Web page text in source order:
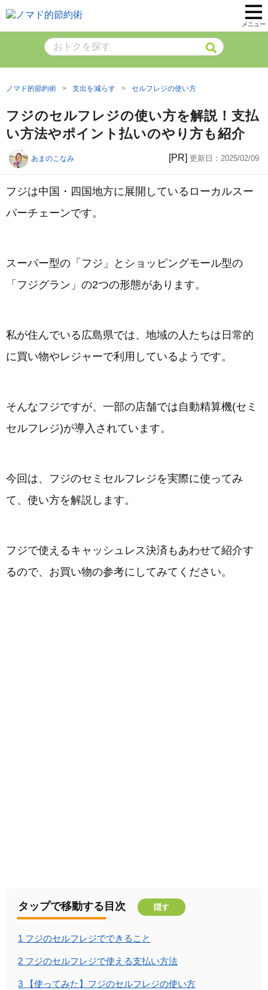
メニュー
ノマド的節約術 支出を減らす セルフレジの使い方
フジのセルフレジの使い方を解説！支払
い方法やポイント払いのやり方も紹介
あまのこなみ [PR] 更新日： 2025/02/09
フジは中国・四国地方に展開しているローカルスー
パーチェーンです。
スーパー型の「フジ」とショッピングモール型の
「フジグラン」の2つの形態があります。
私が住んでいる広島県では、地域の人たちは日常的
に買い物やレジャーで利用しているようです。
そんなフジですが、一部の店舗では自動精算機(セミ
セルフレジ)が導入されています。
今回は、フジのセミセルフレジを実際に使ってみ
て、使い方を解説します。
フジで使えるキャッシュレス決済もあわせて紹介す
るので、お買い物の参考にしてみてください。
タップで移動する目次 隠す
1 フジのセルフレジでできること
2 フジのセルフレジで使える支払い方法
3 【使ってみた】フジのセルフレジの使い方